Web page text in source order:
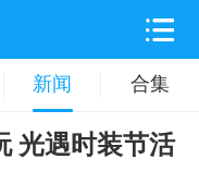
新闻 合集
光遇时装节活